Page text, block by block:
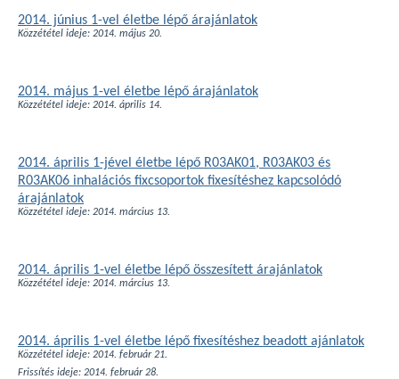
2014. június 1-vel életbe lépő árajánlatok
Közzététel ideje: 2014. május 20.
2014. május 1-vel életbe lépő árajánlatok
Közzététel ideje: 2014. április 14.
2014. április 1-jével életbe lépő R03AK01, R03AK03 és
R03AK06 inhalációs fixcsoportok fixesítéshez kapcsolódó
árajánlatok
Közzététel ideje: 2014. március 13.
2014. április 1-vel életbe lépő összesített árajánlatok
Közzététel ideje: 2014. március 13.
2014. április 1-vel életbe lépő fixesítéshez beadott ajánlatok
Közzététel ideje: 2014. február 21.
Frissítés ideje: 2014. február 28.